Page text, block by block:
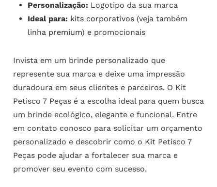
Personalização: Logotipo da sua marca
Ideal para: kits corporativos(veja também
linha premium) e promocionais
Invista em um brinde personalizado que
represente sua marca e deixe uma impressão
duradoura em seus clientes e parceiros. O Kit
Petisco 7 Peças é a escolha ideal para quem busca
um brinde ecológico, elegante e funcional. Entre
em contato conosco para solicitar um orçamento
personalizado e descobrir como o Kit Petisco 7
Peças pode ajudar a fortalecer sua marca e
promover seu evento com sucesso.